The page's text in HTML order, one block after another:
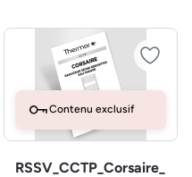
Contenu exclusif
RSSV_CCTP_Corsaire_